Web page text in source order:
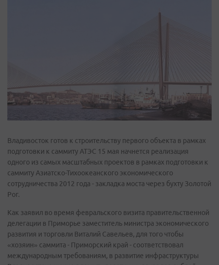
Владивосток готов к строительству первого объекта в рамках
подготовки к саммиту АТЭС 15 мая начнется реализация
одного из самых масштабных проектов в рамках подготовки к
саммиту Азиатско-Тихоокеанского экономического
сотрудничества 2012 года - закладка моста через бухту Золотой
Рог.
Как заявил во время февральского визита правительственной
делегации в Приморье заместитель министра экономического
развития и торговли Виталий Савельев, для того чтобы
«хозяин» саммита - Приморский край - соответствовал
международным требованиям, в развитие инфраструктуры